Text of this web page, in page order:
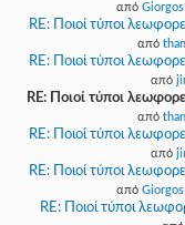
από
RE: Ποιοί τύποι
από
RE: Ποιοί τύποι
από
RE: Ποιοί τύποι
από
RE: Ποιοί τύποι
από
RE: Ποιοί τύποι
από
RE: Ποιοί τύποι